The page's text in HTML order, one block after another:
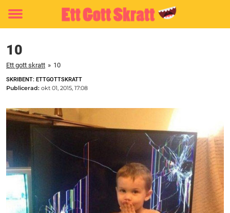
Toggle
10
Ett gott skratt » 10
SKRIBENT: ETTGOTTSKRATT
Publicerad: okt 01, 2015, 17:08